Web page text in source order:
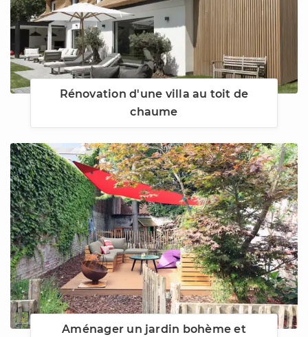
Rénovation d'une villa au toit de
chaume
Aménager un jardin bohème et